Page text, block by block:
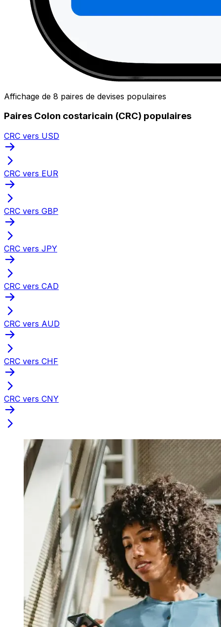
Affichage de 8 paires de devises populaires
Paires Colon costaricain (CRC) populaires
CRC vers USD
CRC vers EUR
CRC vers GBP
CRC vers JPY
CRC vers CAD
CRC vers AUD
CRC vers CHF
CRC vers CNY